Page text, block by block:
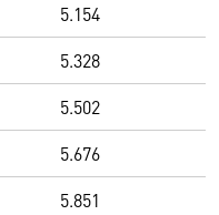
5.154
5.328
5.502
5.676
5.851